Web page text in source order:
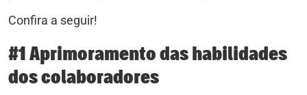
Confira a seguir!
#1 Aprimoramento das habilidades
dos colaboradores